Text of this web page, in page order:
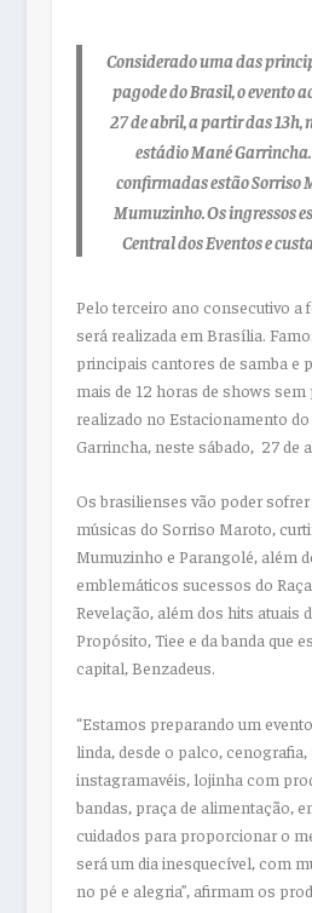
Considerado uma das
pagode do Brasil, o evento
27 de abril, a partir das
estádio Mané
confirmadas estão Sorriso
Mumuzinho. Os ingressos
Central dos Eventos e
Pelo terceiro ano consecutivo a
será realizada em Brasília.
principais cantores de samba e
mais de 12 horas de shows sem
realizado no Estacionamento
Garrincha, neste sábado, 27 de
Os brasilienses vão poder
músicas do Sorriso Maroto,
Mumuzinho e Parangolé, além
emblemáticos sucessos do
Revelação, além dos hits atuais
Propósito, Tiee e da banda que
capital, Benzadeus.
“Estamos preparando um
linda, desde o palco,
instagramavéis, lojinha com
bandas, praça de alimentação,
cuidados para proporcionar o
será um dia inesquecível, com
no pé e alegria”, afirmam os